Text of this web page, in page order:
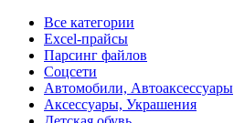
Все категории
Excel-прайсы
Парсинг файлов
Соцсети
Автомобили, Автоаксессуары
Аксессуары, Украшения